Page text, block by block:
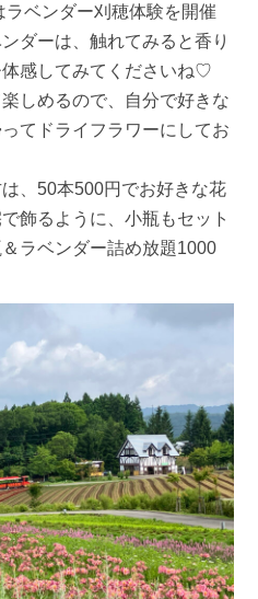
ベンダー刈穂体験を開催
ダーは、触れてみると香り
感してみてくださいね♡
しめるので、自分で好きな
てドライフラワーにしてお
、50本500円でお好きな花
飾るように、小瓶もセット
ラベンダー詰め放題1000